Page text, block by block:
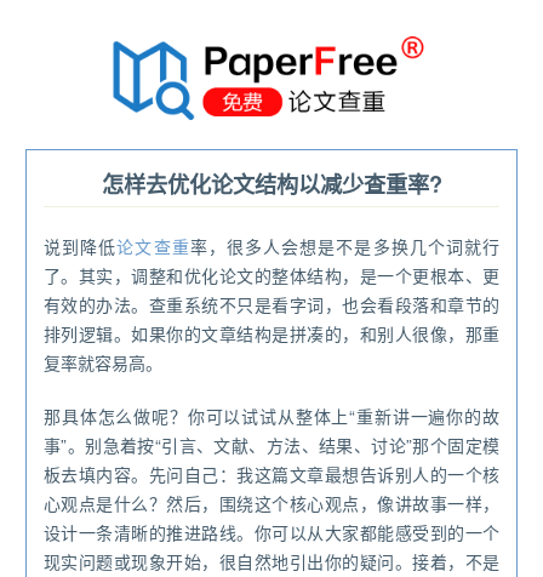
怎样去优化论文结构以减少查重率?
说到降低论文查重率，很多人会想是不是多换几个词就行
了。其实，调整和优化论文的整体结构，是一个更根本、更
有效的办法。查重系统不只是看字词，也会看段落和章节的
排列逻辑。如果你的文章结构是拼凑的，和别人很像，那重
复率就容易高。
那具体怎么做呢？你可以试试从整体上“重新讲一遍你的故
事”。别急着按“引言、文献、方法、结果、讨论”那个固定模
板去填内容。先问自己：我这篇文章最想告诉别人的一个核
心观点是什么？然后，围绕这个核心观点，像讲故事一样，
设计一条清晰的推进路线。你可以从大家都能感受到的一个
现实问题或现象开始，很自然地引出你的疑问。接着，不是